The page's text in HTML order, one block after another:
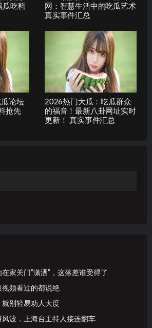
瓜吃料
网：智慧生活中的吃瓜艺术
真实事件汇总
论坛
抢先
2026热门大瓜：吃瓜群众
的福音！最新八卦网址实时
更新！ 真实事件汇总
家关门”潇洒”，这落差谁受得了
频看过的都说绝
别轻易劝人大度
波，上海台主持人接连翻车